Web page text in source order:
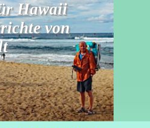
Hawaii
von